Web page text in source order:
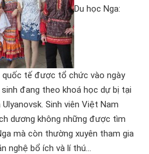
Du học Nga:
quốc tế được tổ chức vào ngày
đang theo khoá học dự bị tại
Sinh viên Việt Nam
dương không những được tìm
mà còn thường xuyên tham gia
nghệ bổ ích và lí thú…